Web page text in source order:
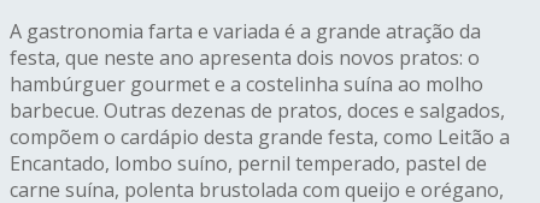
A gastronomia farta e variada é a grande atração da
festa, que neste ano apresenta dois novos pratos: o
hambúrguer gourmet e a costelinha suína ao molho
barbecue. Outras dezenas de pratos, doces e salgados,
compõem o cardápio desta grande festa, como Leitão a
Encantado, lombo suíno, pernil temperado, pastel de
carne suína, polenta brustolada com queijo e orégano,